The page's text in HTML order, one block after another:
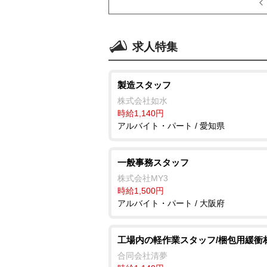
求人特集
製造スタッフ
株式会社如水
時給1,140円
アルバイト・パート / 愛知県
一般事務スタッフ
株式会社MY3
時給1,500円
アルバイト・パート / 大阪府
工場内の軽作業スタッフ/梱包用緩衝
合同会社清夢